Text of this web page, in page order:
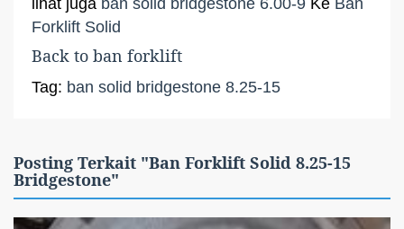
Forklift Solid
Back to ban forklift
Tag: ban solid bridgestone 8.25-15
Posting Terkait "Ban Forklift Solid 8.25-15
Bridgestone"